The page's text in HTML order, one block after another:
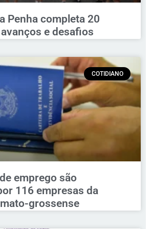
Penha completa 20
e desafios
COTIDIANO
emprego são
116 empresas da
grossense